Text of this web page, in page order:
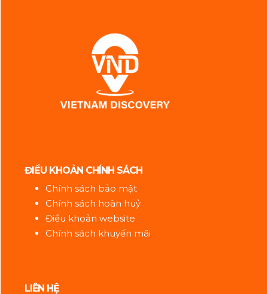
ĐIỀU KHOẢN CHÍNH SÁCH
Chính sách bảo mật
Chính sách hoàn huỷ
Điều khoản website
Chính sách khuyến mãi
LIÊN HỆ